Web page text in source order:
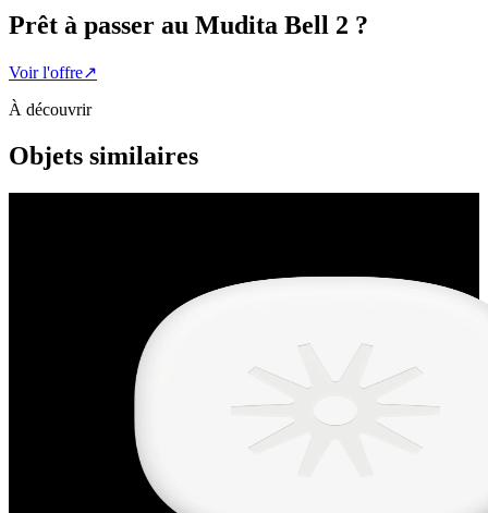
Prêt à passer au Mudita Bell 2 ?
Voir l'offre↗
À découvrir
Objets similaires